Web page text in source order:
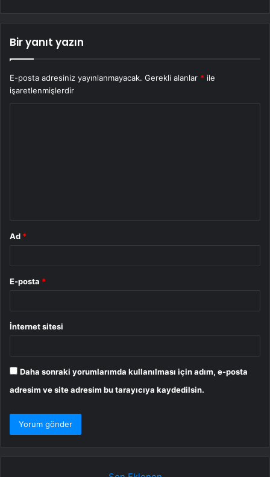
Bir yanıt yazın
E-posta adresiniz yayınlanmayacak. Gerekli alanlar * ile
işaretlenmişlerdir
Ad *
E-posta *
İnternet sitesi
Daha sonraki yorumlarımda kullanılması için adım, e-posta
adresim ve site adresim bu tarayıcıya kaydedilsin.